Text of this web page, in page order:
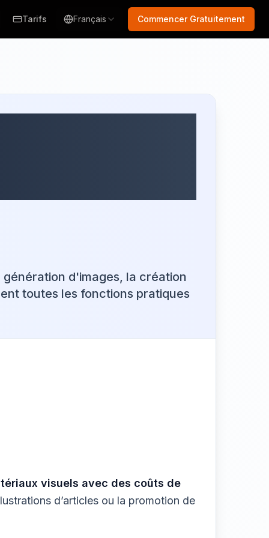
Tarifs Français Commencer Gratuitement
d'images, la création
toutes les fonctions pratiques
visuels avec des coûts de
d’articles ou la promotion de